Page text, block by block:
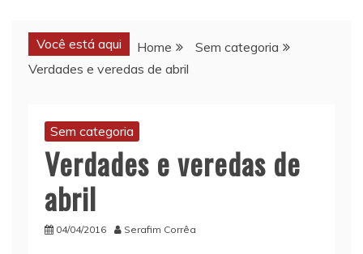
Você está aqui Home
Sem categoria
Verdades e veredas de abril
Sem categoria
Verdades e veredas de
abril
04/04/2016 Serafim Corrêa